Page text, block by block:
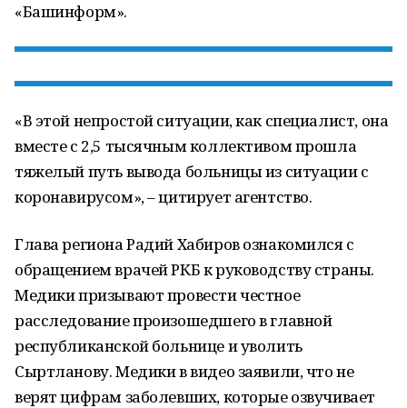
«Башинформ».
«В этой непростой ситуации, как специалист, она
вместе с 2,5 тысячным коллективом прошла
тяжелый путь вывода больницы из ситуации с
коронавирусом», – цитирует агентство.
Глава региона Радий Хабиров ознакомился с
обращением врачей РКБ к руководству страны.
Медики призывают провести честное
расследование произошедшего в главной
республиканской больнице и уволить
Сыртланову. Медики в видео заявили, что не
верят цифрам заболевших, которые озвучивает